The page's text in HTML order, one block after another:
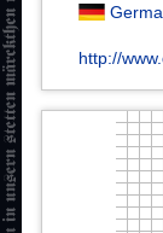
http://